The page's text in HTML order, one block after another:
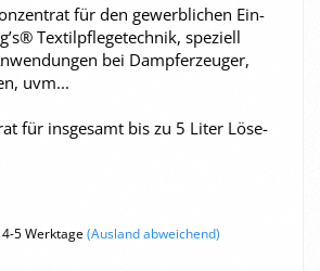
für den ge­werb­li­chen Ein­
Tex­til­pfle­ge­tech­nik, spe­zi­ell
bei Dampf­erzeu­ger,
uvm...
für ins­ge­samt bis zu 5 Liter Lö­se­
4-5 Werktage(Ausland abweichend)